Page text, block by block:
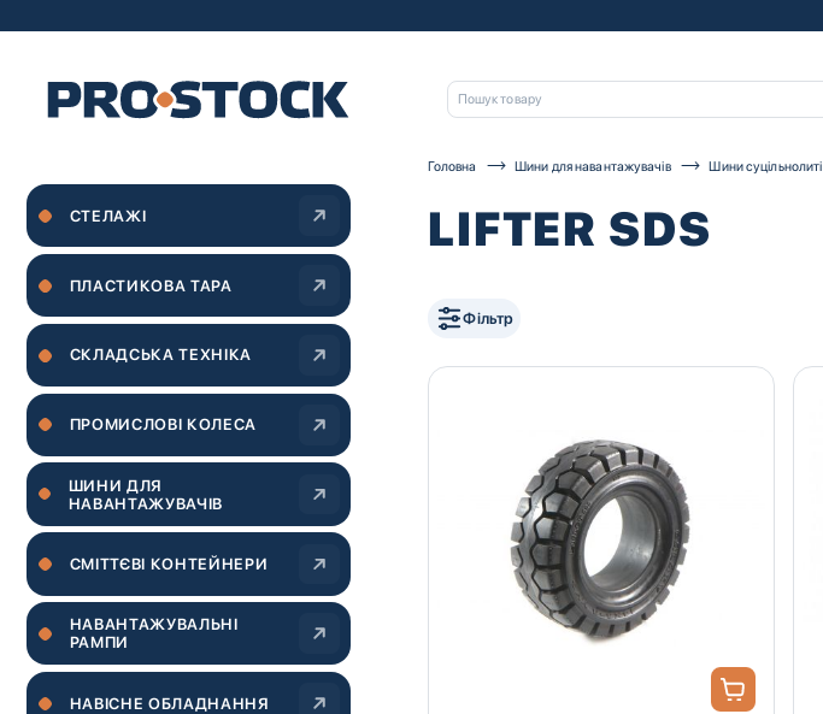
Головна Шини для навантажувачів Шини суцільнолиті
LIFTER SDS
Фільтр
СТЕЛАЖІ
ПЛАСТИКОВА ТАРА
СКЛАДСЬКА ТЕХНІКА
ПРОМИСЛОВІ КОЛЕСА
ШИНИ ДЛЯ
НАВАНТАЖУВАЧІВ
CМІТТЄВІ КОНТЕЙНЕРИ
НАВАНТАЖУВАЛЬНІ
РАМПИ
НАВІСНЕ ОБЛАДНАННЯ